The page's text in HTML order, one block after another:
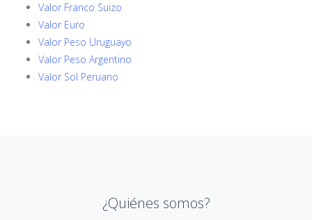
Valor Franco Suizo
Valor Euro
Valor Peso Uruguayo
Valor Peso Argentino
Valor Sol Peruano
¿Quiénes somos?